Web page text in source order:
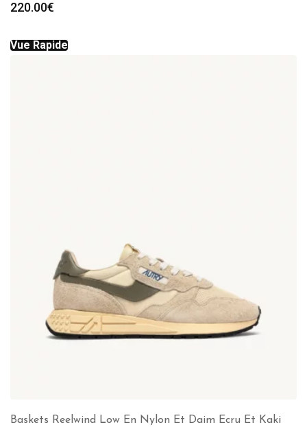
220.00€
Vue Rapide
Baskets Reelwind Low En Nylon Et Daim Ecru Et Kaki